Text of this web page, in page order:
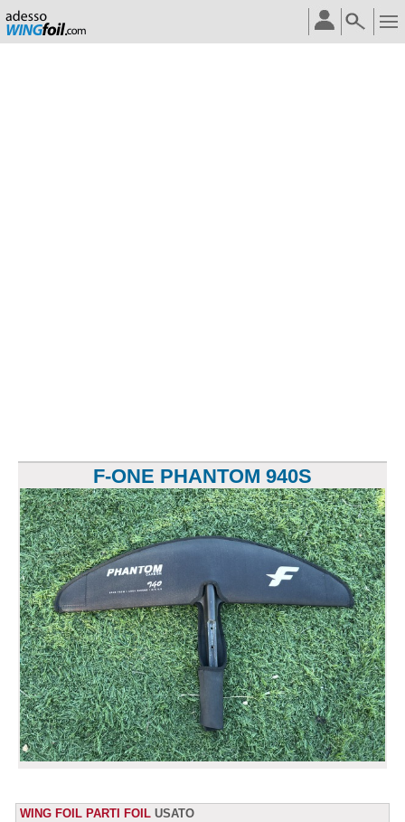
F-ONE PHANTOM 940S
WING FOIL PARTI FOIL USATO